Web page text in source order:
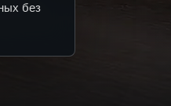
без